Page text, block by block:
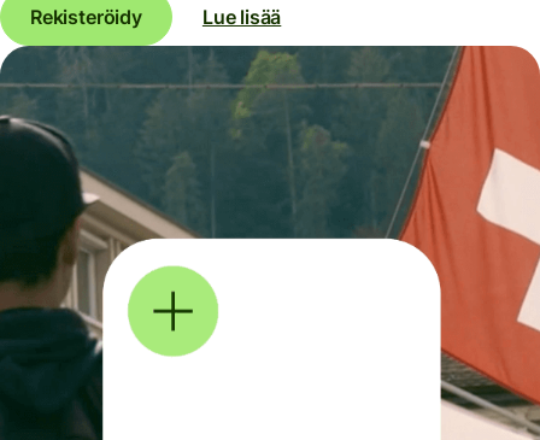
Rekisteröidy Lue lisää